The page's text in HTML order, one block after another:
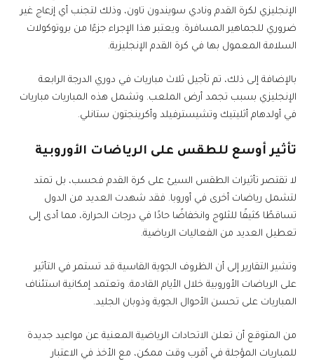
الإنجليزي لكرة القدم ونادي سويندون تاون، وذلك لتجنب أي إزعاج غير
ضروري للجماهير المسافرة. ويعتبر هذا الإجراء جزءًا من بروتوكولات
السلامة المعمول بها في كرة القدم الإنجليزية.
بالإضافة إلى ذلك، تم تأجيل ثلاث مباريات في دوري الدرجة الرابعة
الإنجليزي بسبب تجمد أرض الملعب. وتشمل هذه المباريات مباريات
في أولدهام أثليتيك وتشيسترفيلد وأكرينجتون ستانلي.
تأثير أوسع للطقس على الرياضات الأوروبية
لا تقتصر تأثيرات الطقس السيئ على كرة القدم فحسب، بل تمتد
لتشمل رياضات أخرى في أوروبا. فقد شهدت العديد من الدول
تساقطًا كثيفًا للثلوج وانخفاضًا حادًا في درجات الحرارة، مما أدى إلى
تعطيل العديد من الفعاليات الرياضية.
وتشير التقارير إلى أن الظروف الجوية القاسية قد تستمر في التأثير
على الرياضات الأوروبية خلال الأيام القادمة. وتعتمد إمكانية استئناف
المباريات على تحسن الأحوال الجوية وذوبان الجليد.
من المتوقع أن تعلن الاتحادات الرياضية المعنية عن مواعيد جديدة
للمباريات المؤجلة في أقرب وقت ممكن، مع الأخذ في الاعتبار